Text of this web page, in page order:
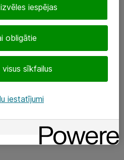
obligātie
sīkfailus
iespējas
iestatījumi